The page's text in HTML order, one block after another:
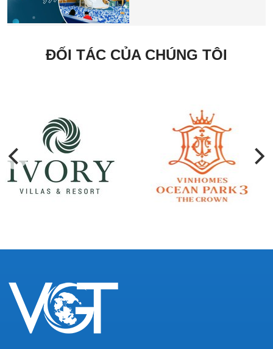
ĐỐI TÁC CỦA CHÚNG TÔI